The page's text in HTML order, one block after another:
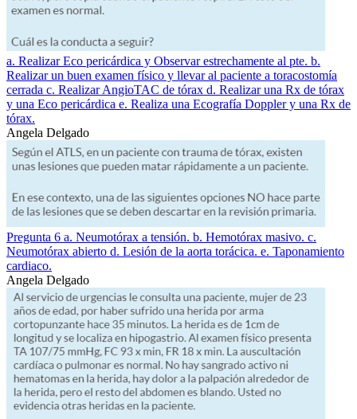
a. Realizar Eco pericárdica y Observar estrechamente al pte. b.
Realizar un buen examen físico y llevar al paciente a toracostomía
cerrada c. Realizar AngioTAC de tórax d. Realizar una Rx de tórax
y una Eco pericárdica e. Realiza una Ecografía Doppler y una Rx de
tórax.
Angela Delgado
Pregunta 6 a. Neumotórax a tensión. b. Hemotórax masivo. c.
Neumotórax abierto d. Lesión de la aorta torácica. e. Taponamiento
cardiaco.
Angela Delgado